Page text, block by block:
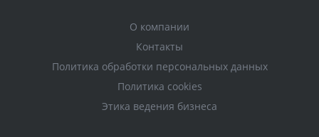
О компании
Контакты
Политика обработки персональных данных
Политика cookies
Этика ведения бизнеса